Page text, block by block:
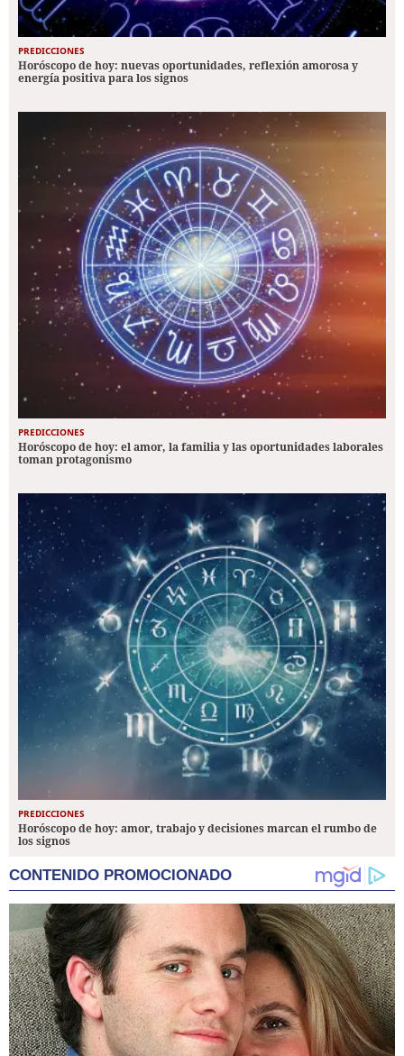
PREDICCIONES
Horóscopo de hoy: nuevas oportunidades, reflexión amorosa y
energía positiva para los signos
PREDICCIONES
Horóscopo de hoy: el amor, la familia y las oportunidades laborales
toman protagonismo
PREDICCIONES
Horóscopo de hoy: amor, trabajo y decisiones marcan el rumbo de
los signos
CONTENIDO PROMOCIONADO